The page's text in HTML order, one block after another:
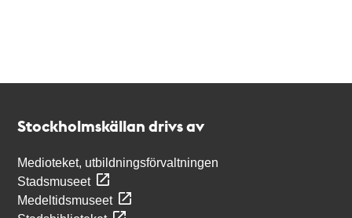
Stockholmskällan drivs av
Medioteket, utbildningsförvaltningen
Stadsmuseet
Medeltidsmuseet